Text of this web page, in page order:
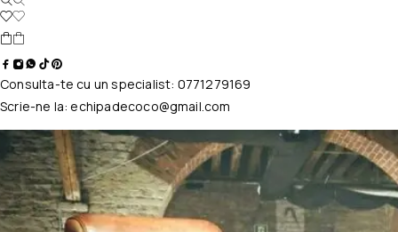
Consulta-te cu un specialist: 0771279169
Scrie-ne la:echipadecoco@gmail.com